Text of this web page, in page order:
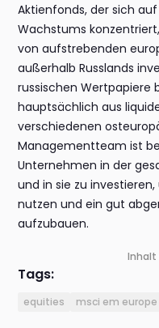
Aktienfonds, der sich
Wachstums
von aufstrebenden
außerhalb Russlands
russischen Wertpapiere
hauptsächlich aus
verschiedenen
Managementteam ist
Unternehmen in der
und in sie zu
nutzen und ein gut
aufzubauen.
Inhalt
Tags:
equities msci em europe